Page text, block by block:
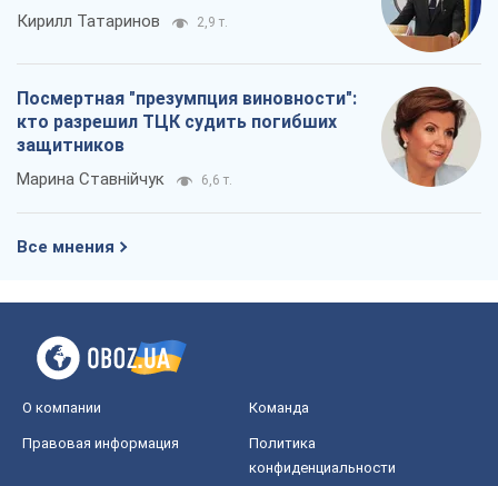
Кирилл Татаринов 2,9 т.
Посмертная "презумпция виновности":
кто разрешил ТЦК судить погибших
защитников
Марина Ставнійчук 6,6 т.
Все мнения
О компании Команда
Правовая информация
Политика
конфиденциальности